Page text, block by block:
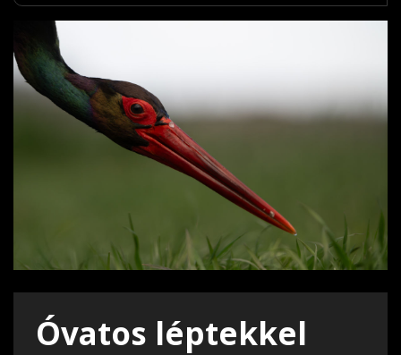
Óvatos léptekkel